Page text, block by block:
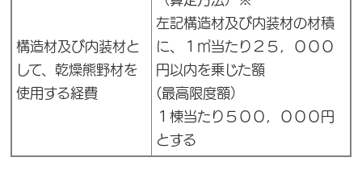
構造材及び内装材と
して、乾燥熊野材を
使用する経費
左記構造材及び内装材の材積
に、１㎥当たり２５，０００
円以内を乗じた額
(最高限度額）
１棟当たり５００，０００円
とする